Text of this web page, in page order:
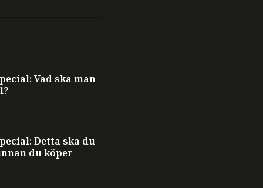
Vad ska man
Detta ska du
du köper